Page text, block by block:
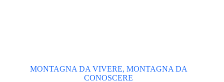
MONTAGNA DA VIVERE, MONTAGNA DA
CONOSCERE